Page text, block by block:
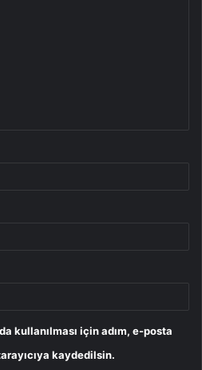
kullanılması için adım, e-posta
kaydedilsin.